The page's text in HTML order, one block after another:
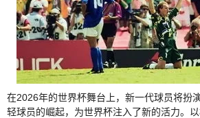
在2026年的世界杯舞台上，新一代球员将扮
轻球员的崛起，为世界杯注入了新的活力。